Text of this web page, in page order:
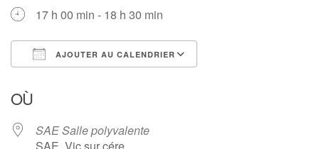
17 h 00 min - 18 h 30 min
AJOUTER AU CALENDRIER
OÙ
SAE Salle polyvalente